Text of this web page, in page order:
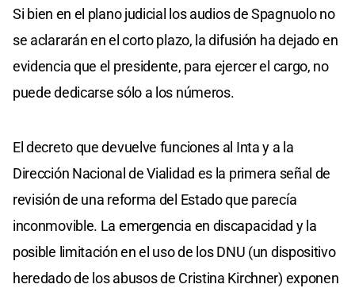
Si bien en el plano judicial los audios de Spagnuolo no
se aclararán en el corto plazo, la difusión ha dejado en
evidencia que el presidente, para ejercer el cargo, no
puede dedicarse sólo a los números.
El decreto que devuelve funciones al Inta y a la
Dirección Nacional de Vialidad es la primera señal de
revisión de una reforma del Estado que parecía
inconmovible. La emergencia en discapacidad y la
posible limitación en el uso de los DNU (un dispositivo
heredado de los abusos de Cristina Kirchner) exponen